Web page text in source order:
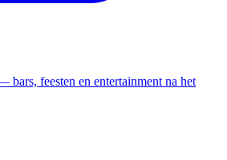
bars, feesten en entertainment na het